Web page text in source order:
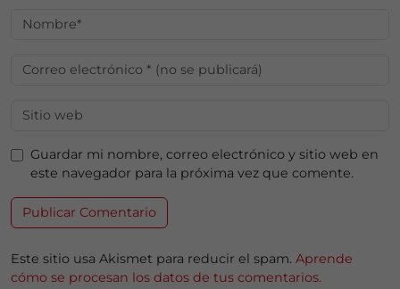
Guardar mi nombre, correo electrónico y sitio web en
este navegador para la próxima vez que comente.
Este sitio usa Akismet para reducir el spam. Aprende
cómo se procesan los datos de tus comentarios.